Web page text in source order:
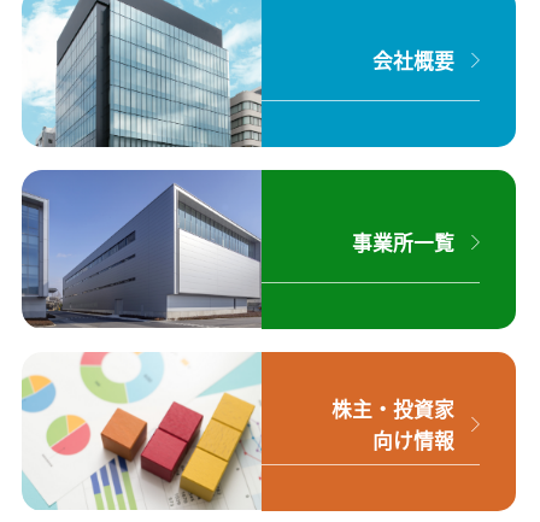
会社概要
事業所一覧
株主・投資家
向け情報